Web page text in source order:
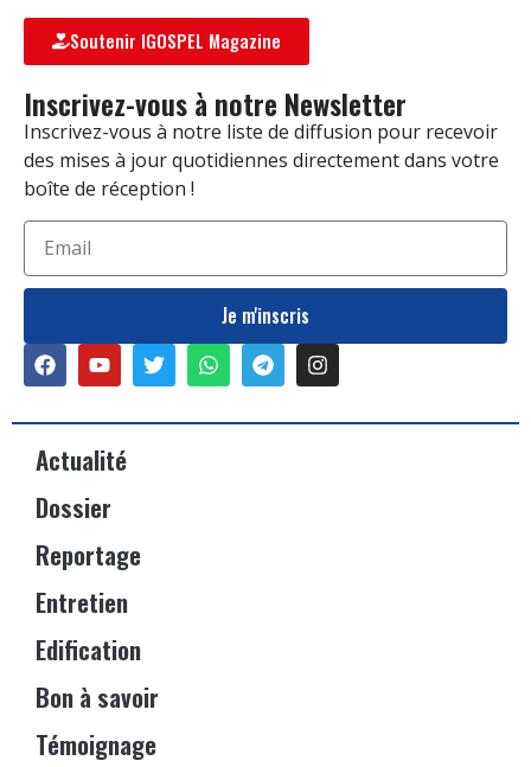
Soutenir IGOSPEL Magazine
Inscrivez-vous à notre Newsletter
Inscrivez-vous à notre liste de diffusion pour recevoir
des mises à jour quotidiennes directement dans votre
boîte de réception !
Je m'inscris
Actualité
Dossier
Reportage
Entretien
Edification
Bon à savoir
Témoignage